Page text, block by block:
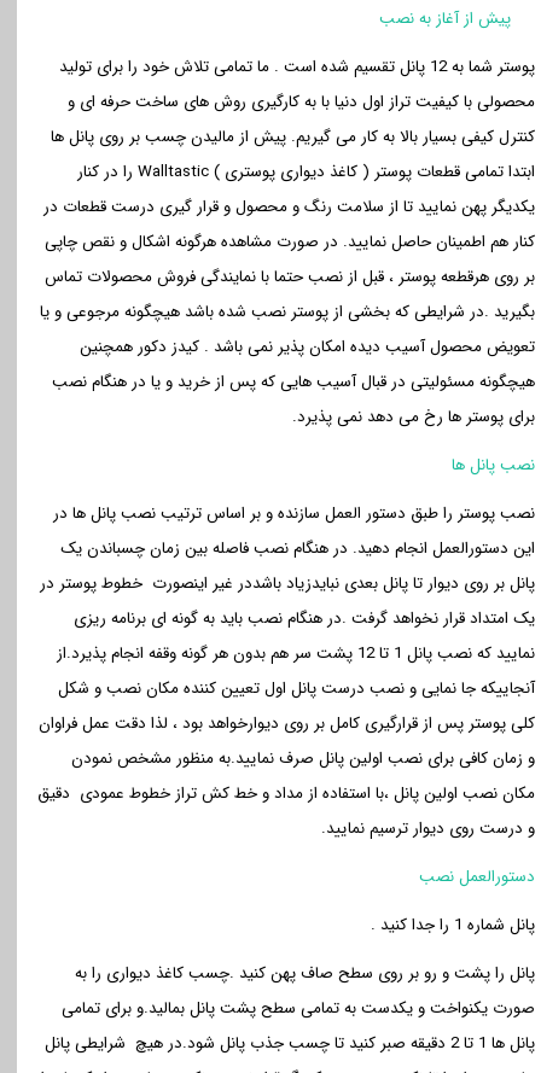
پیش از آغاز به نصب
پوستر شما به 12 پانل تقسیم شده است . ما تمامی تلاش خود را برای تولید
محصولی با کیفیت تراز اول دنیا با به کارگیری روش های ساخت حرفه ای و
کنترل کیفی بسیار بالا به کار می گیریم. پیش از مالیدن چسب بر روی پانل ها
ابتدا تمامی قطعات پوستر ( کاغذ دیواری پوستری )Walltastic را در کنار
یکدیگر پهن نمایید تا از سلامت رنگ و محصول و قرار گیری درست قطعات در
کنار هم اطمینان حاصل نمایید. در صورت مشاهده هرگونه اشکال و نقص چاپی
بر روی هرقطعه پوستر ، قبل از نصب حتما با نمایندگی فروش محصولات تماس
بگیرید .در شرایطی که بخشی از پوستر نصب شده باشد هیچگونه مرجوعی و یا
تعویض محصول آسیب دیده امکان پذیر نمی باشد . کیدز دکور همچنین
هیچگونه مسئولیتی در قبال آسیب هایی که پس از خرید و یا در هنگام نصب
برای پوستر ها رخ می دهد نمی پذیرد.
نصب پانل ها
نصب پوستر را طبق دستور العمل سازنده و بر اساس ترتیب نصب پانل ها در
این دستورالعمل انجام دهید. در هنگام نصب فاصله بین زمان چسباندن یک
پانل بر روی دیوار تا پانل بعدی نبایدزیاد باشددر غیر اینصورت خطوط پوستر در
یک امتداد قرار نخواهد گرفت .در هنگام نصب باید به گونه ای برنامه ریزی
نمایید که نصب پانل 1 تا 12 پشت سر هم بدون هر گونه وقفه انجام پذیرد.از
آنجاییکه جا نمایی و نصب درست پانل اول تعیین کننده مکان نصب و شکل
کلی پوستر پس از قرارگیری کامل بر روی دیوارخواهد بود ، لذا دقت عمل فراوان
و زمان کافی برای نصب اولین پانل صرف نمایید.به منظور مشخص نمودن
مکان نصب اولین پانل ،با استفاده از مداد و خط کش تراز خطوط عمودی دقیق
و درست روی دیوار ترسیم نمایید.
دستورالعمل نصب
پانل شماره 1 را جدا کنید .
پانل را پشت و رو بر روی سطح صاف پهن کنید .چسب کاغذ دیواری را به
صورت یکنواخت و یکدست به تمامی سطح پشت پانل بمالید.و برای تمامی
پانل ها 1 تا 2 دقیقه صبر کنید تا چسب جذب پانل شود.در هیچ شرایطی پانل